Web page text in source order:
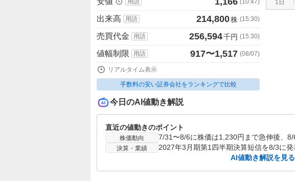
用語 (10:47)
出来高 用語 214,800株 (15:30)
売買代金 用語 256,594千円 (15:30)
値幅制限 用語 917〜1,517 (08/07)
リアルタイム表示
手数料の安い証券会社をランキングで比較
1日
今日のAI値動き解説
直近の値動きのポイント
株価動向
決算・業績
AI値動き解説を見る